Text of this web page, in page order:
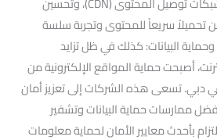
تحميلاً سريعاً للمحتوى وتجربة سلسة
وحماية البيانات: كذلك في ظل تزايد
أصبحت حماية المواقع الإلكترونية من
دبي. تسعى هذه الشركات إلى تعزيز أمان
ممارسات حماية البيانات وتشفير
بأحدث معايير الأمان لحماية معلومات